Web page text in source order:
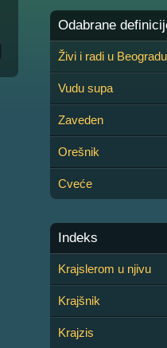
Odabrane
Živi i radi u Beogradu
Vudu supa
Zaveden
Orešnik
Cveće
Indeks
Krajslerom u njivu
Krajšnik
Krajzis